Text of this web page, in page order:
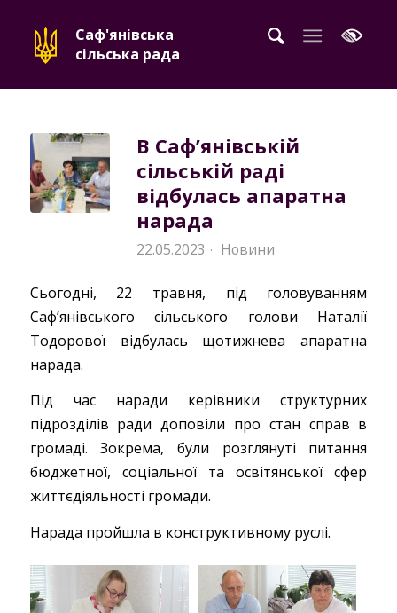
Саф'янівська
сільська рада
В Саф’янівській
сільській раді
відбулась апаратна
нарада
22.05.2023 · Новини
Сьогодні, 22 травня, під головуванням
Саф’янівського сільського голови Наталії
Тодорової відбулась щотижнева апаратна
нарада.
Під час наради керівники структурних
підрозділів ради доповіли про стан справ в
громаді. Зокрема, були розглянуті питання
бюджетної, соціальної та освітянської сфер
життєдіяльності громади.
Нарада пройшла в конструктивному руслі.